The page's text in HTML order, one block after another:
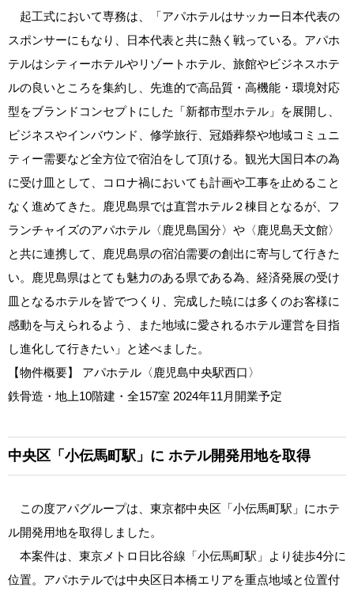
起工式において専務は、「アパホテルはサッカー日本代表の
スポンサーにもなり、日本代表と共に熱く戦っている。アパホ
テルはシティーホテルやリゾートホテル、旅館やビジネスホテ
ルの良いところを集約し、先進的で高品質・高機能・環境対応
型をブランドコンセプトにした「新都市型ホテル」を展開し、
ビジネスやインバウンド、修学旅行、冠婚葬祭や地域コミュニ
ティー需要など全方位で宿泊をして頂ける。観光大国日本の為
に受け皿として、コロナ禍においても計画や工事を止めること
なく進めてきた。鹿児島県では直営ホテル２棟目となるが、フ
ランチャイズのアパホテル〈鹿児島国分〉や〈鹿児島天文館〉
と共に連携して、鹿児島県の宿泊需要の創出に寄与して行きた
い。鹿児島県はとても魅力のある県である為、経済発展の受け
皿となるホテルを皆でつくり、完成した暁には多くのお客様に
感動を与えられるよう、また地域に愛されるホテル運営を目指
し進化して行きたい」と述べました。
【物件概要】 アパホテル〈鹿児島中央駅西口〉
鉄骨造・地上10階建・全157室 2024年11月開業予定
中央区「小伝馬町駅」に ホテル開発用地を取得
この度アパグループは、東京都中央区「小伝馬町駅」にホテ
ル開発用地を取得しました。
本案件は、東京メトロ日比谷線「小伝馬町駅」より徒歩4分に
位置。アパホテルでは中央区日本橋エリアを重点地域と位置付